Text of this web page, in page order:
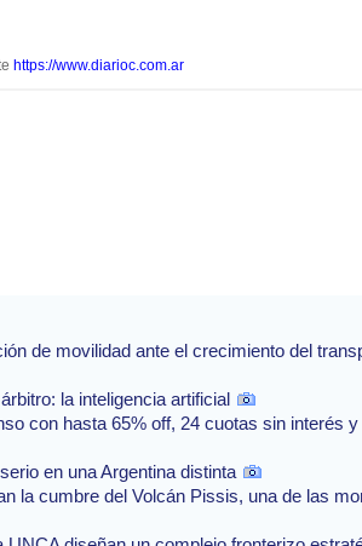
https://www.diarioc.com.ar
de movilidad ante el crecimiento del
la inteligencia artificial
con hasta 65% off, 24 cuotas sin interés
en una Argentina distinta
la cumbre del Volcán Pissis, una de las